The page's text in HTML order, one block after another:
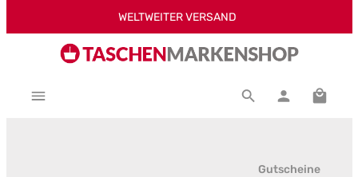
Zum Hauptinhalt springenWELTWEITER VERSAND
Gutscheine